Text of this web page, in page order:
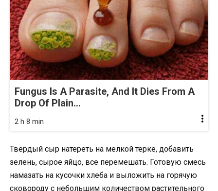
Fungus Is A Parasite, And It Dies From A
Drop Of Plain...
2 h 8 min
Твердый сыр натереть на мелкой терке, добавить
зелень, сырое яйцо, все перемешать. Готовую смесь
намазать на кусочки хлеба и выложить на горячую
сковороду с небольшим количеством растительного